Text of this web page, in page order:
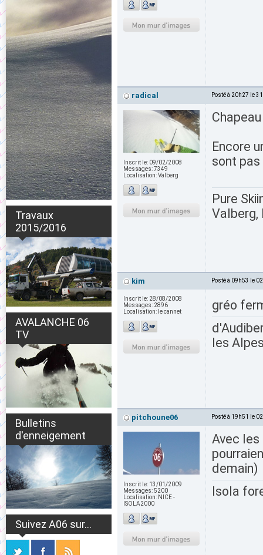
Travaux
2015/2016
AVALANCHE 06
TV
Bulletins
d'enneigement
Suivez A06 sur...
radical Posté à 20h27 le
Inscrit le: 09/02/2008
Messages:7349
Localisation:Valberg
Encore
sont
Pure
Valberg,
kim Posté à 09h53 le
Inscrit le: 28/08/2008
Messages: 2896
Localisation: le cannet
gréo
les
pitchoune06 Posté à 19h51 le
Inscrit le: 13/01/2009
Messages:5200
Localisation: NICE -
ISOLA2000
Avec les
demain)
Isola